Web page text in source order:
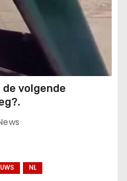
volgende
NL